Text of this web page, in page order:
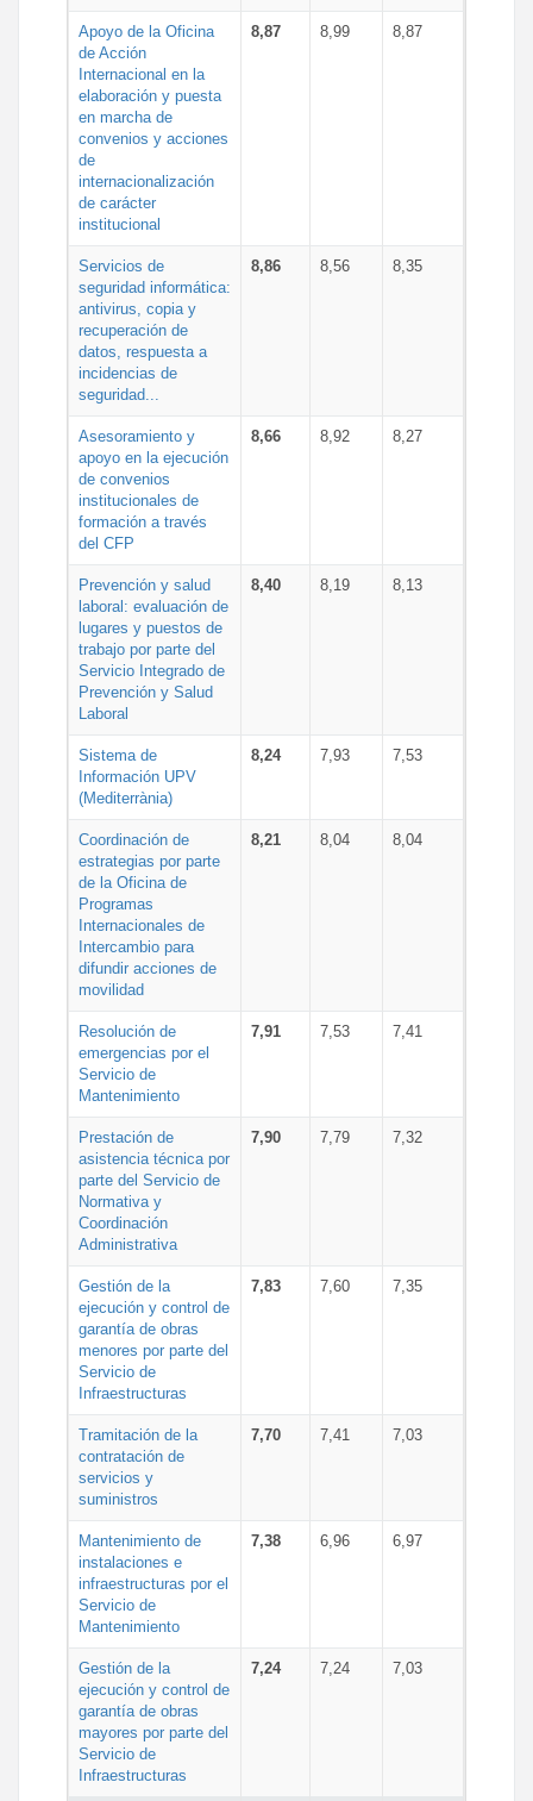
Apoyo de la Oficina
de Acción
Internacional en la
elaboración y puesta
en marcha de
convenios y acciones
de
internacionalización
de carácter
institucional
8,87 8,99 8,87
Servicios de
seguridad informática:
antivirus, copia y
recuperación de
datos, respuesta a
incidencias de
seguridad...
8,86 8,56 8,35
Asesoramiento y
apoyo en la ejecución
de convenios
institucionales de
formación a través
del CFP
8,66 8,92 8,27
Prevención y salud
laboral: evaluación de
lugares y puestos de
trabajo por parte del
Servicio Integrado de
Prevención y Salud
Laboral
8,40 8,19 8,13
Sistema de
Información UPV
(Mediterrània)
8,24 7,93 7,53
Coordinación de
estrategias por parte
de la Oficina de
Programas
Internacionales de
Intercambio para
difundir acciones de
movilidad
8,21 8,04 8,04
Resolución de
emergencias por el
Servicio de
Mantenimiento
7,91 7,53 7,41
Prestación de
asistencia técnica por
parte del Servicio de
Normativa y
Coordinación
Administrativa
7,90 7,79 7,32
Gestión de la
ejecución y control de
garantía de obras
menores por parte del
Servicio de
Infraestructuras
7,83 7,60 7,35
Tramitación de la
contratación de
servicios y
suministros
7,70 7,41 7,03
Mantenimiento de
instalaciones e
infraestructuras por el
Servicio de
Mantenimiento
7,38 6,96 6,97
Gestión de la
ejecución y control de
garantía de obras
mayores por parte del
Servicio de
Infraestructuras
7,24 7,24 7,03